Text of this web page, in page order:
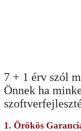
7 + 1 érv szól
Önnek ha
1. Örökös